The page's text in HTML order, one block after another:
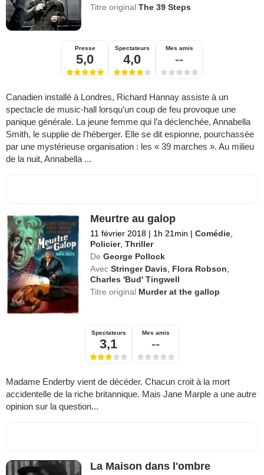
Titre originalThe 39 Steps
Presse
5,0
Spectateurs
4,0
Mes amis
--
Canadien installé à Londres, Richard Hannay assiste à un
spectacle de music-hall lorsqu’un coup de feu provoque une
panique générale. La jeune femme qui l’a déclenchée, Annabella
Smith, le supplie de l’héberger. Elle se dit espionne, pourchassée
par une mystérieuse organisation : les « 39 marches ». Au milieu
de la nuit, Annabella ...
Meurtre au galop
11 février 2018 | 1h 21min | Comédie
Policier,Thriller
De George Pollock
Avec Stringer Davis Flora Robson
Charles 'Bud' Tingwell
Titre original Murder at the gallop
Spectateurs
3,1
Mes amis
--
Madame Enderby vient de décéder. Chacun croit à la mort
accidentelle de la riche britannique. Mais Jane Marple a une autre
opinion sur la question...
La Maison dans l'ombre